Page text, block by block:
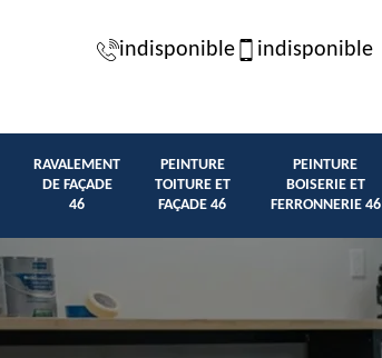
indisponible indisponible
RAVALEMENT
DE FAÇADE
46
PEINTURE
TOITURE ET
FAÇADE 46
PEINTURE
BOISERIE ET
FERRONNERIE 46